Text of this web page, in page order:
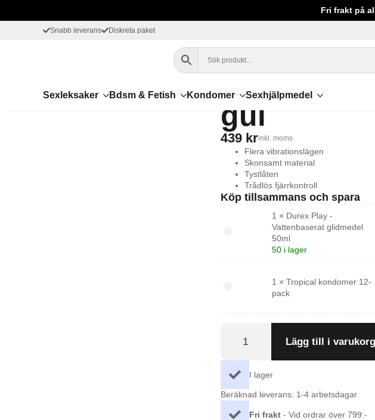
Fri frakt på
Snabb leverans Diskreta paket
Sexleksaker Bdsm & Fetish Kondomer Sexhjälpmedel
Fjärrstyrda vibratorer Ohmama – Vibrerande ägg med fjärr gul
Ohmama
gul
439 krinkl. moms
Flera vibrationslägen
Skonsamt material
Tystlåten
Trådlös fjärrkontroll
Köp tillsammans och spara
glidmedel
1 × Durex Play -
Vattenbaserat glidmedel
50ml
50 i lager
pack
1 × Tropical kondomer 12-
pack
Vibrerande
med
gul
Lägg till i varukorg
I lager
Beräknad leverans: 1-4 arbetsdagar
Fri frakt- Vid ordrar över 799:-